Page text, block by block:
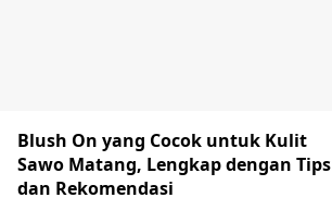
Blush On yang Cocok untuk Kulit
Sawo Matang, Lengkap dengan Tips
dan Rekomendasi